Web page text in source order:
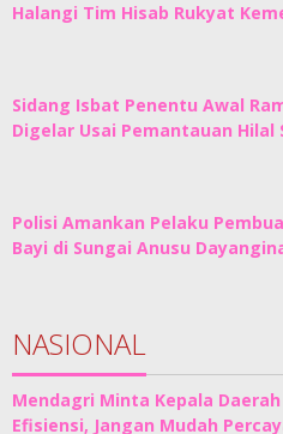
Halangi Tim Hisab Rukyat
Sidang Isbat Penentu Awal
Digelar Usai Pemantauan Hilal
Polisi Amankan Pelaku
Bayi di Sungai Anusu
NASIONAL
Mendagri Minta Kepala
Efisiensi, Jangan Mudah